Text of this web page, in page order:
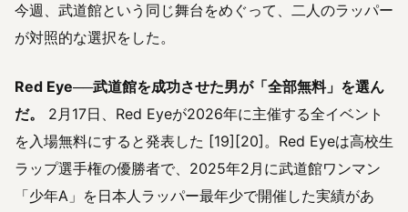
今週、武道館という同じ舞台をめぐって、二人のラッパー
が対照的な選択をした。
Red Eye──武道館を成功させた男が「全部無料」を選ん
だ。
2月17日、Red Eyeが2026年に主催する全イベント
を入場無料にすると発表した [19][20]。Red Eyeは高校生
ラップ選手権の優勝者で、2025年2月に武道館ワンマン
「少年A」を日本人ラッパー最年少で開催した実績があ